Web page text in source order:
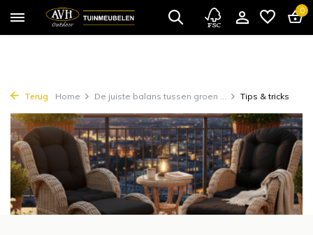
{!!% include 'snippets/cta.rain' %!!} 0
Terug Home De juiste balans tussen groen ... Tips & tricks